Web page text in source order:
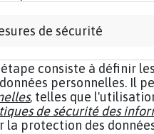
de sécurité
consiste à définir
personnelles. Il
, telles que
de sécurité des
la protection des